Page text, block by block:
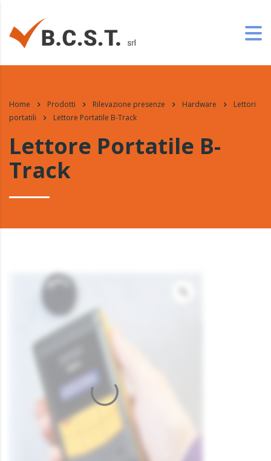
Home Prodotti Rilevazione presenze Hardware
Lettori
portatili
Lettore Portatile B-Track
Lettore Portatile B-
Track